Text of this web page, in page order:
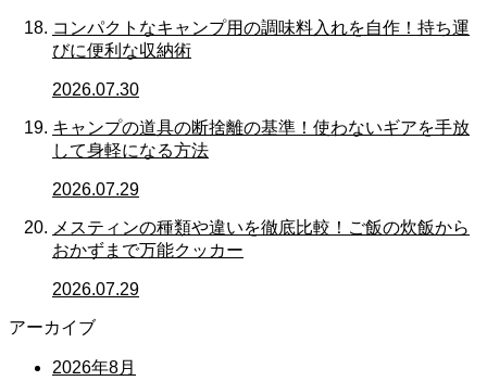
コンパクトなキャンプ用の調味料入れを自作！持ち運
びに便利な収納術
2026.07.30
キャンプの道具の断捨離の基準！使わないギアを手放
して身軽になる方法
2026.07.29
メスティンの種類や違いを徹底比較！ご飯の炊飯から
おかずまで万能クッカー
2026.07.29
アーカイブ
2026年8月